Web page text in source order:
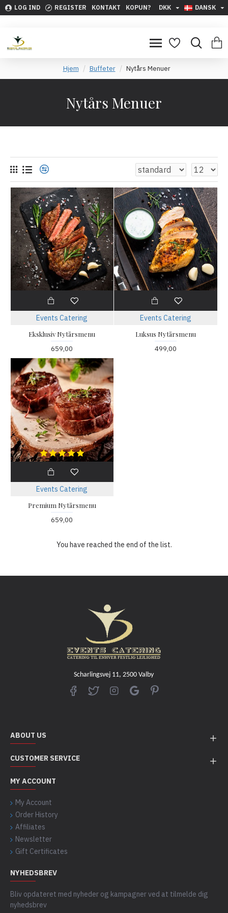
LOG IND REGISTER KONTAKT KOPUN? DKK DANSK
Hjem Buffeter Nytårs Menuer
Nytårs Menuer
Events Catering
Eksklusiv Nytårsmenu
659,00
Events Catering
Luksus Nytårsmenu
499,00
Events Catering
Premium Nytårsmenu
659,00
You have reached the end of the list.
Scharlingsvej 11, 2500 Valby
ABOUT US
CUSTOMER SERVICE
MY ACCOUNT
My Account
Order History
Affiliates
Newsletter
Gift Certificates
NYHEDSBREV
Bliv opdateret med nyheder og kampagner ved at tilmelde dig
nyhedsbrev